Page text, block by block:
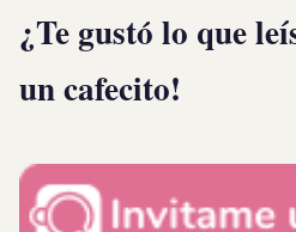
¿Te gustó lo que
un cafecito!